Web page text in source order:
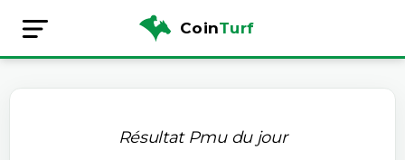
CoinTurf
Résultat Pmu du jour